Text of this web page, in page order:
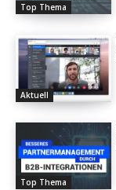
Top Thema
Aktuell
Top Thema